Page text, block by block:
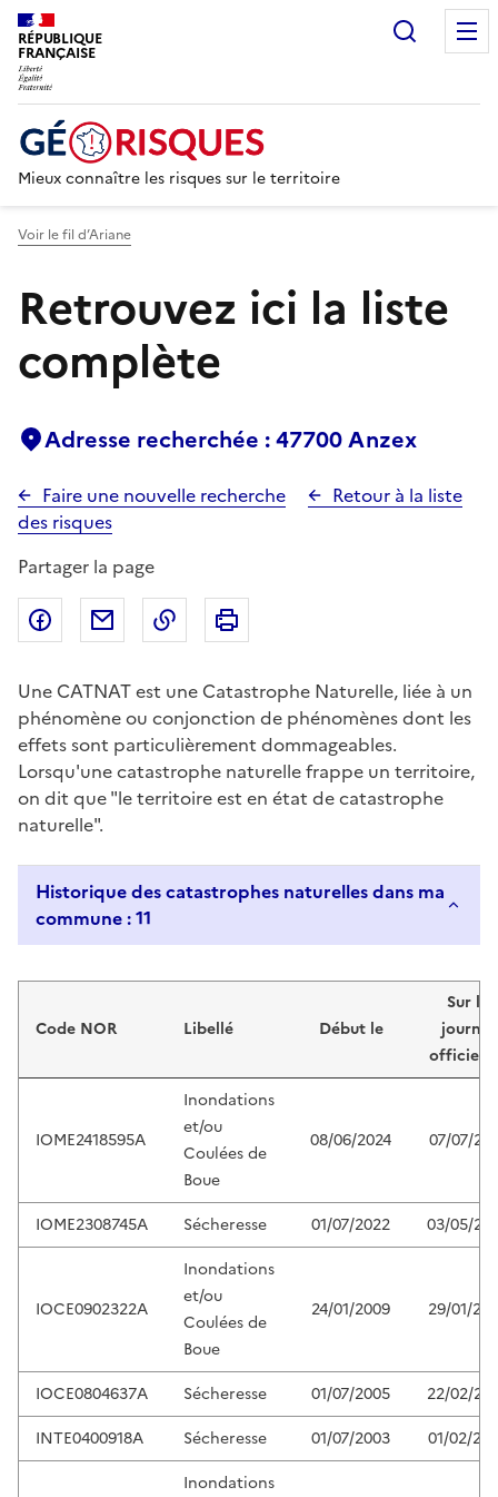
RÉPUBLIQUE
FRANÇAISE
Mieux connaître les risques sur le territoire
Voir le fil d’Ariane
Retrouvez ici la liste
complète
Adresse recherchée : 47700 Anzex
Faire une nouvelle recherche
Retour à la liste
des risques
Partager la page
Partager sur Facebook
Partager par emailCopier dans le presse-papier
Une CATNAT est une Catastrophe Naturelle, liée à un
phénomène ou conjonction de phénomènes dont les
effets sont particulièrement dommageables.
Lorsqu'une catastrophe naturelle frappe un territoire,
on dit que "le territoire est en état de catastrophe
naturelle".
Historique des catastrophes naturelles dans ma
commune : 11
Code NOR Libellé Début le
Sur le
journal
officiel
IOME2418595A
Inondations
et/ou
Coulées de
Boue
08/06/2024 07/07/
IOME2308745A Sécheresse 01/07/2022 03/05/
IOCE0902322A
Inondations
et/ou
Coulées de
Boue
24/01/2009 29/01/
IOCE0804637A Sécheresse 01/07/2005
22/02/
INTE0400918A
Sécheresse 01/07/2003 01/02/
Inondations